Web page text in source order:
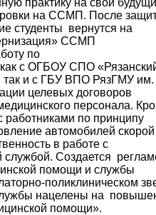
на ССМП. После
студенты вернутся на
ССМП
по
с ОГБОУ СПО
так и с ГБУ ВПО РязГМУ им.
целевых договоров
персонала.
работниками по принципу
автомобилей скорой
в работе с
службой. Создается
помощи и службы
поликлиническом
нацелены на
помощи».